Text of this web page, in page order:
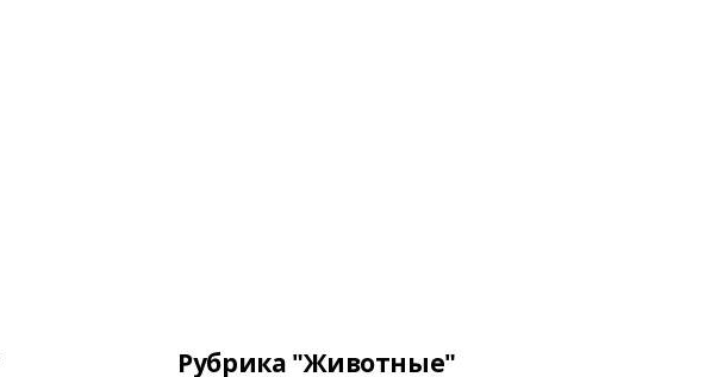
Рубрика "Животные"